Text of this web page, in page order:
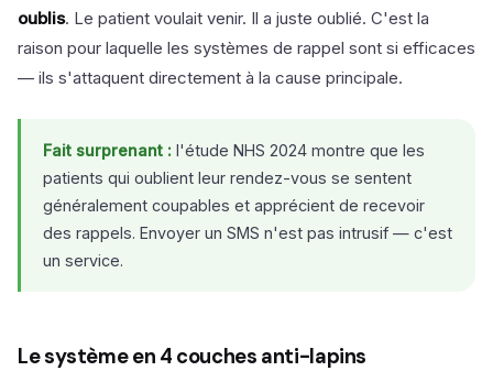
oublis. Le patient voulait venir. Il a juste oublié. C'est la
raison pour laquelle les systèmes de rappel sont si efficaces
— ils s'attaquent directement à la cause principale.
Fait surprenant : l'étude NHS 2024 montre que les
patients qui oublient leur rendez-vous se sentent
généralement coupables et apprécient de recevoir
des rappels. Envoyer un SMS n'est pas intrusif — c'est
un service.
Le système en 4 couches anti-lapins